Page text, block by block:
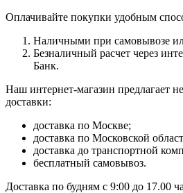
Оплачивайте покупки удобным
Наличными при самовывозе
Безналичный расчет через
Банк.
Наш интернет-магазин предлагает
доставки:
доставка по Москве;
доставка по Московской
доставка до транспортной
бесплатный самовывоз.
Доставка по будням с 9:00 до 17.00